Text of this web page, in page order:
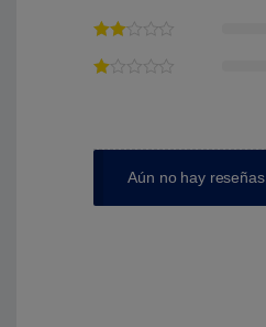
Aún no hay reseñas.